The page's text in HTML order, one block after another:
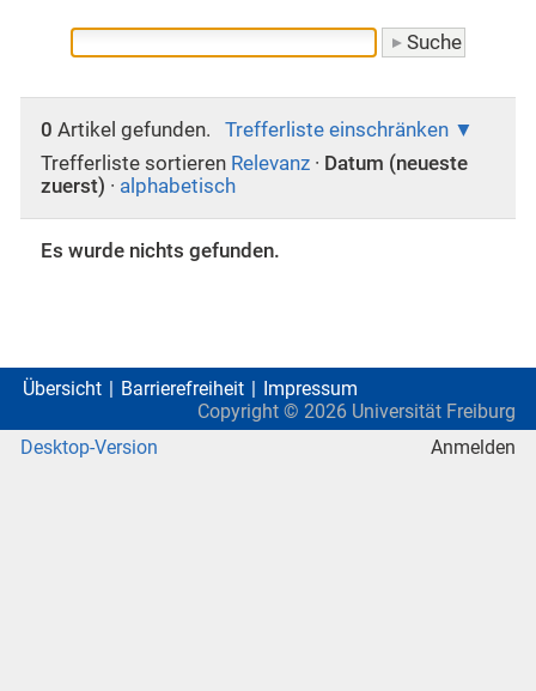
0 Artikel gefunden.
Trefferliste einschränken
Trefferliste sortieren Relevanz · Datum (neueste
zuerst) · alphabetisch
Es wurde nichts gefunden.
Übersicht Barrierefreiheit
Impressum
Copyright © 2026 Universität Freiburg
Desktop-Version
Anmelden